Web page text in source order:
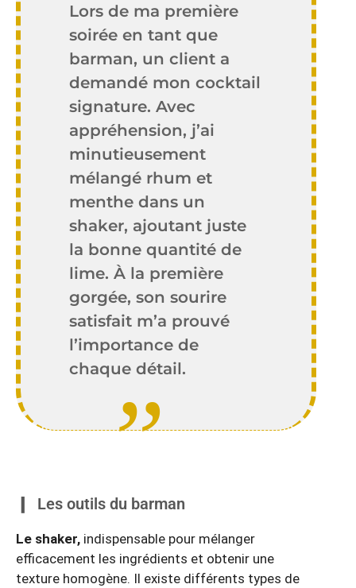
Lors de ma première
soirée en tant que
barman, un client a
demandé mon cocktail
signature. Avec
appréhension, j’ai
minutieusement
mélangé rhum et
menthe dans un
shaker, ajoutant juste
la bonne quantité de
lime. À la première
gorgée, son sourire
satisfait m’a prouvé
l’importance de
chaque détail.
Les outils du barman
Le shaker, indispensable pour mélanger
efficacement les ingrédients et obtenir une
texture homogène. Il existe différents types de